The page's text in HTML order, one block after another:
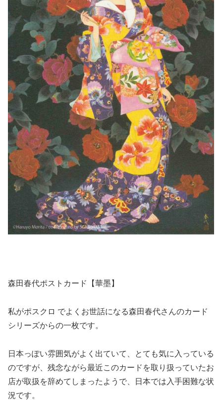
森田春代ポストカード【華墨】
私がポスクロ でよくお世話になる森田春代さんのカード
シリーズからの一枚です。
日本っぽい雰囲気がよく出ていて、とても気に入っている
のですが、残念ながら最近このカードを取り扱っていたお
店が取扱を辞めてしまったようで、日本では入手困難な状
況です。